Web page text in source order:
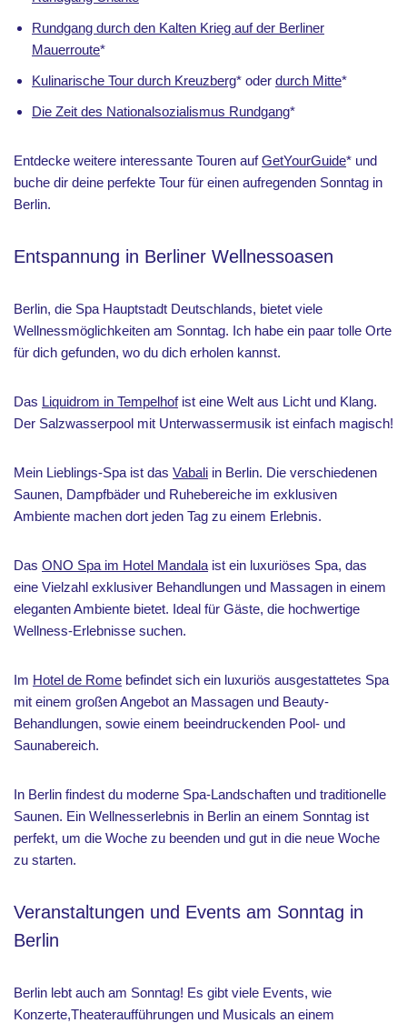
Rundgang durch den Kalten Krieg auf der Berliner
Mauerroute*
Kulinarische Tour durch Kreuzberg* oder durch Mitte*
Die Zeit des Nationalsozialismus Rundgang*
Entdecke weitere interessante Touren aufGetYourGuide* und
buche dir deine perfekte Tour für einen aufregenden Sonntag in
Berlin.
Entspannung in Berliner Wellnessoasen
Berlin, die Spa Hauptstadt Deutschlands, bietet viele
Wellnessmöglichkeiten am Sonntag. Ich habe ein paar tolle Orte
für dich gefunden, wo du dich erholen kannst.
Das Liquidrom in Tempelhofist eine Welt aus Licht und Klang.
Der Salzwasserpool mit Unterwassermusik ist einfach magisch!
Mein Lieblings-Spa ist das Vabali in Berlin. Die verschiedenen
Saunen, Dampfbäder und Ruhebereiche im exklusiven
Ambiente machen dort jeden Tag zu einem Erlebnis.
Das ONO Spa im Hotel Mandala ist ein luxuriöses Spa, das
eine Vielzahl exklusiver Behandlungen und Massagen in einem
eleganten Ambiente bietet. Ideal für Gäste, die hochwertige
Wellness-Erlebnisse suchen.
Im Hotel de Rome befindet sich ein luxuriös ausgestattetes Spa
mit einem großen Angebot an Massagen und Beauty-
Behandlungen, sowie einem beeindruckenden Pool- und
Saunabereich.
In Berlin findest du moderne Spa-Landschaften und traditionelle
Saunen. Ein Wellnesserlebnis in Berlin an einem Sonntag ist
perfekt, um die Woche zu beenden und gut in die neue Woche
zu starten.
Veranstaltungen und Events am Sonntag in
Berlin
Berlin lebt auch am Sonntag! Es gibt viele Events, wie
Konzerte,Theateraufführungen und Musicals an einem